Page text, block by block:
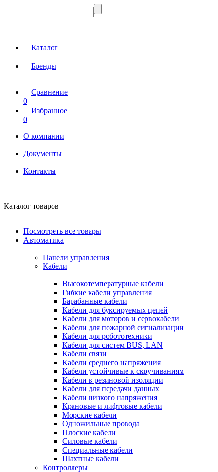
Каталог
Бренды
Сравнение
0
Избранное
0
О компании
Документы
Контакты
Каталог товаров
Посмотреть все товары
Автоматика
Панели управления
Кабели
Высокотемпературные кабели
Гибкие кабели управления
Барабанные кабели
Кабели для буксируемых цепей
Кабели для моторов и сервокабели
Кабели для пожарной сигнализации
Кабели для робототехники
Кабели для систем BUS, LAN
Кабели связи
Кабели среднего напряжения
Кабели устойчивые к скручиваниям
Кабели в резиновой изоляции
Кабели для передачи данных
Кабели низкого напряжения
Крановые и лифтовые кабели
Морские кабели
Одножильные провода
Плоские кабели
Силовые кабели
Специальные кабели
Шахтные кабели
Контроллеры